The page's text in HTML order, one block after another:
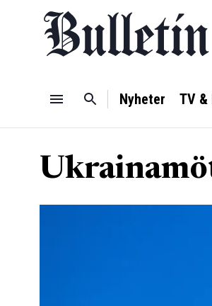
Nyheter TV &